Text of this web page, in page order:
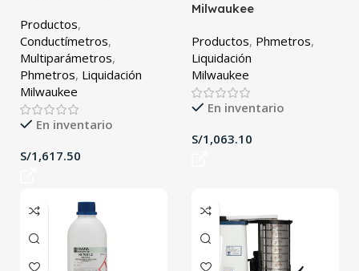
Productos,
Conductímetros,
Multiparámetros,
Phmetros, Liquidación
Milwaukee
En inventario
S/
Milwaukee
Productos, Phmetros,
Liquidación
Milwaukee
En inventario
S/